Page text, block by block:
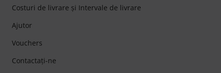
Costuri de livrare şi Intervale de livrare
Ajutor
Vouchers
Contactaţi-ne